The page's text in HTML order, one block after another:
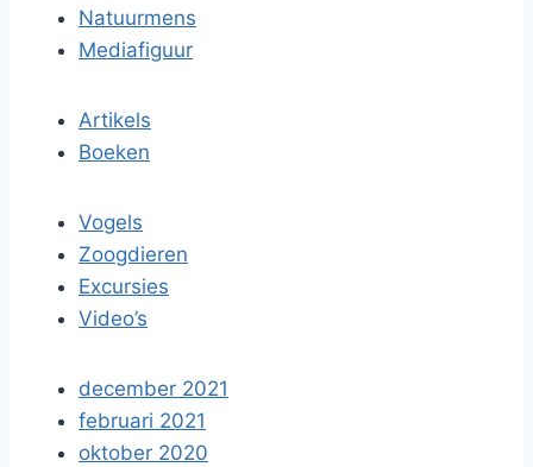
Natuurmens
Mediafiguur
Artikels
Boeken
Vogels
Zoogdieren
Excursies
Video’s
december 2021
februari 2021
oktober 2020